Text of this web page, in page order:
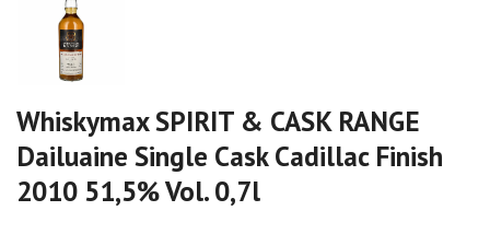
Whiskymax SPIRIT & CASK RANGE
Dailuaine Single Cask Cadillac Finish
2010 51,5% Vol. 0,7l